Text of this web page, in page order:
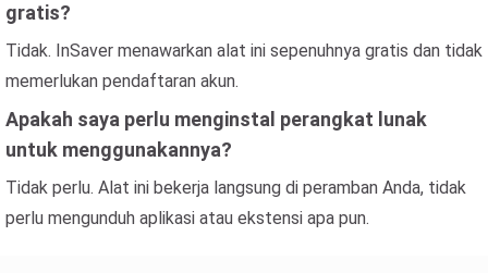
gratis?
Tidak. InSaver menawarkan alat ini sepenuhnya gratis dan tidak
memerlukan pendaftaran akun.
Apakah saya perlu menginstal perangkat lunak
untuk menggunakannya?
Tidak perlu. Alat ini bekerja langsung di peramban Anda, tidak
perlu mengunduh aplikasi atau ekstensi apa pun.